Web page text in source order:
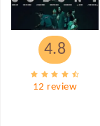
4.8
12 review